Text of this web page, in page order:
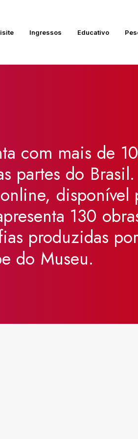
Ingressos Educativo
com mais de 10
partes do Brasil.
online, disponível
130
produzidas
do Museu.